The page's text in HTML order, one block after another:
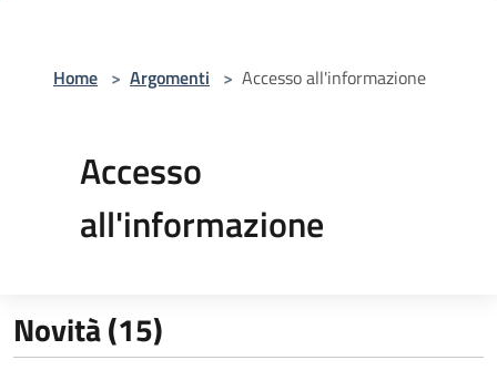
Home > Argomenti > Accesso all'informazione
Accesso
all'informazione
Novità (15)